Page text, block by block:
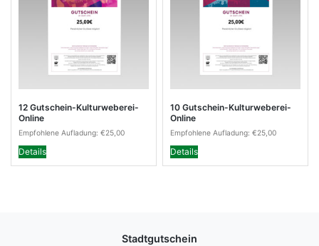
12 Gutschein-Kulturweberei-
Online
Empfohlene Aufladung: €25,00
Details
10 Gutschein-Kulturweberei-
Online
Empfohlene Aufladung: €25,00
Details
Stadtgutschein